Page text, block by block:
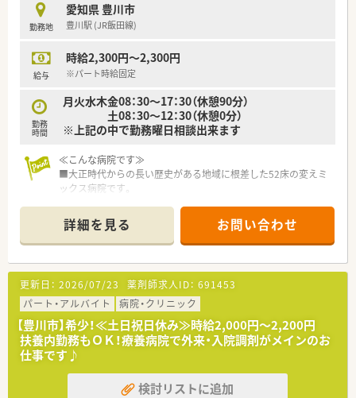
勤務地
愛知県 豊川市
豊川駅 (JR飯田線)
給与
時給2,300円～2,300円
※パート時給固定
勤務
時間
月火水木金08：30～17：30（休憩90分）
土08：30～12：30（休憩0分）
※上記の中で勤務曜日相談出来ます
≪こんな病院です≫
■大正時代からの長い歴史がある地域に根差した52床の変えミ
ックス病院です。
■デイサービスセンターを併設し、医療と介護サービスを提供し
ています。
■豊川駅から徒歩5分の好立地にあり、お車が無くても通勤便利
な立地です。
≪働く環境について≫
■病棟業務なし！基本的には調剤業務の対応を行います。
■薬剤師人数は常勤1名・非常勤1名の体制です。
■将来的な管理職に向けた増員での募集です。
■ワークライフバランスもばっちり！残業はほとんどありませ
ん。
■経験不問！50代・60代のベテラン薬剤師さんからの応募も歓迎
詳細を見る お問い合わせ
更新日： 2026/07/23 薬剤師求人ID： 691453
パート・アルバイト
病院・クリニック
【豊川市】希少！≪土日祝日休み≫時給2,000円～2,200円
扶養内勤務もＯＫ！療養病院で外来・入院調剤がメインのお
仕事です♪
検討リストに追加